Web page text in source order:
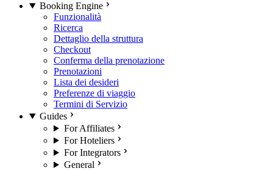
Booking Engine
Funzionalità
Ricerca
Dettaglio della struttura
Checkout
Conferma della prenotazione
Prenotazioni
Lista dei desideri
Preferenze di viaggio
Termini di Servizio
Guides
For Affiliates
For Hoteliers
For Integrators
General